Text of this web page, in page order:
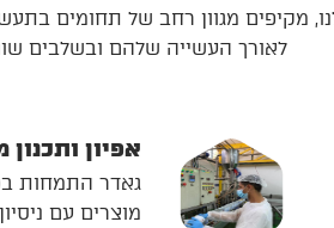
מקיפים מגוון רחב של תחומים
לאורך העשייה שלהם ובשלבים
אפיון ותכנון
גאדר התמחות
מוצרים עם